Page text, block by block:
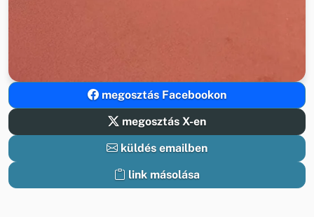
megosztás Facebookon
megosztás X-en
küldés emailben
link másolása